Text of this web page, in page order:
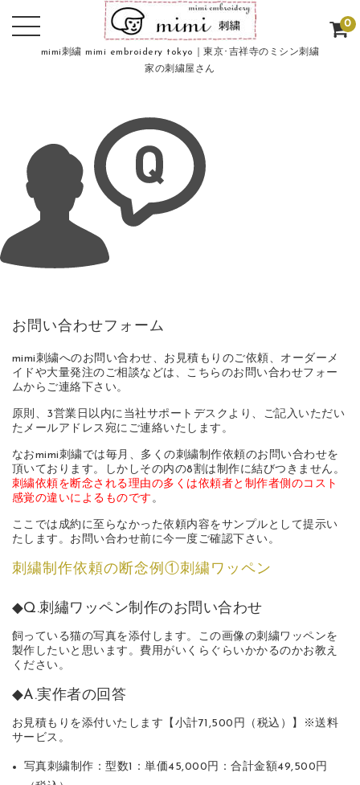
mimi刺繍 mimi embroidery tokyo｜東京･吉祥寺のミシン刺繍
家の刺繍屋さん
0
お問い合わせフォーム
mimi刺繍へのお問い合わせ、お見積もりのご依頼、オーダーメ
イドや大量発注のご相談などは、こちらのお問い合わせフォー
ムからご連絡下さい。
原則、3営業日以内に当社サポートデスクより、ご記入いただい
たメールアドレス宛にご連絡いたします。
なおmimi刺繍では毎月、多くの刺繍制作依頼のお問い合わせを
頂いております。しかしその内の8割は制作に結びつきません。
刺繍依頼を断念される理由の多くは依頼者と制作者側のコスト
感覚の違いによるものです 。
ここでは成約に至らなかった依頼内容をサンプルとして提示い
たします。お問い合わせ前に今一度ご確認下さい。
刺繍制作依頼の断念例①刺繍ワッペン
◆Q.刺繡ワッペン制作のお問い合わせ
飼っている猫の写真を添付します。この画像の刺繍ワッペンを
製作したいと思います。費用がいくらぐらいかかるのかお教え
ください。
◆A.実作者の回答
お見積もりを添付いたします【小計71,500円（税込）】※送料
サービス。
写真刺繍制作：型数1：単価45,000円：合計金額49,500円